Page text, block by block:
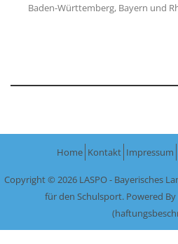
Baden-Württemberg, Bayern und
Home Kontakt Impressum
Copyright © 2026 LASPO - Bayerisches
für den Schulsport. Powered By